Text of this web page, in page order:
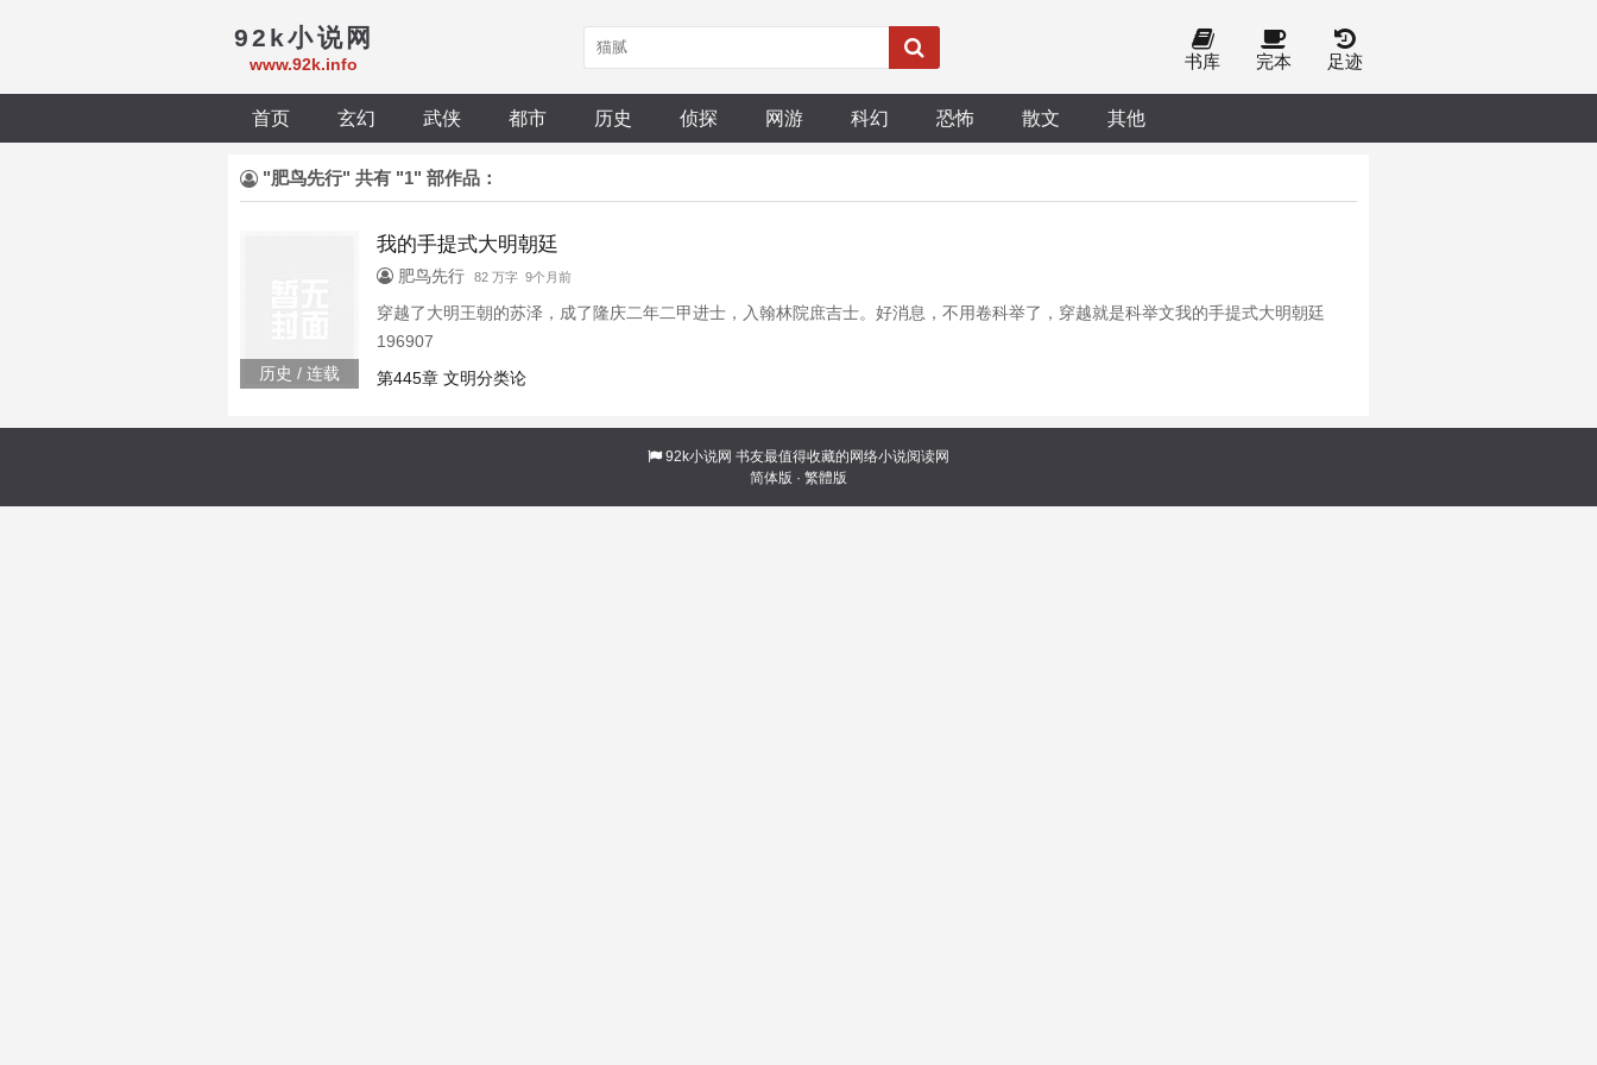
92k小说网
www.92k.info 书库 完本 足迹
首页 玄幻 武侠 都市 历史 侦探 网游 科幻 恐怖 散文 其他
"肥鸟先行" 共有 "1" 部作品：
历史 / 连载
我的手提式大明朝廷
肥鸟先行 82 万字 9个月前
穿越了大明王朝的苏泽，成了隆庆二年二甲进士，入翰林院庶吉士。好消息，不用卷科举了，穿越就是科举文我的手提式大明朝廷
196907
第445章 文明分类论
92k小说网 书友最值得收藏的网络小说阅读网
简体版 · 繁體版